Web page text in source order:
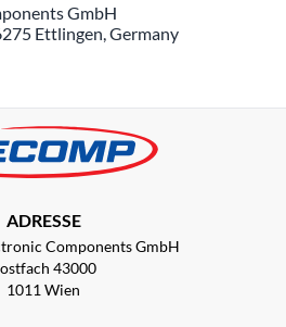
GmbH
Ettlingen, Germany
ADRESSE
Components GmbH
43000
1011 Wien